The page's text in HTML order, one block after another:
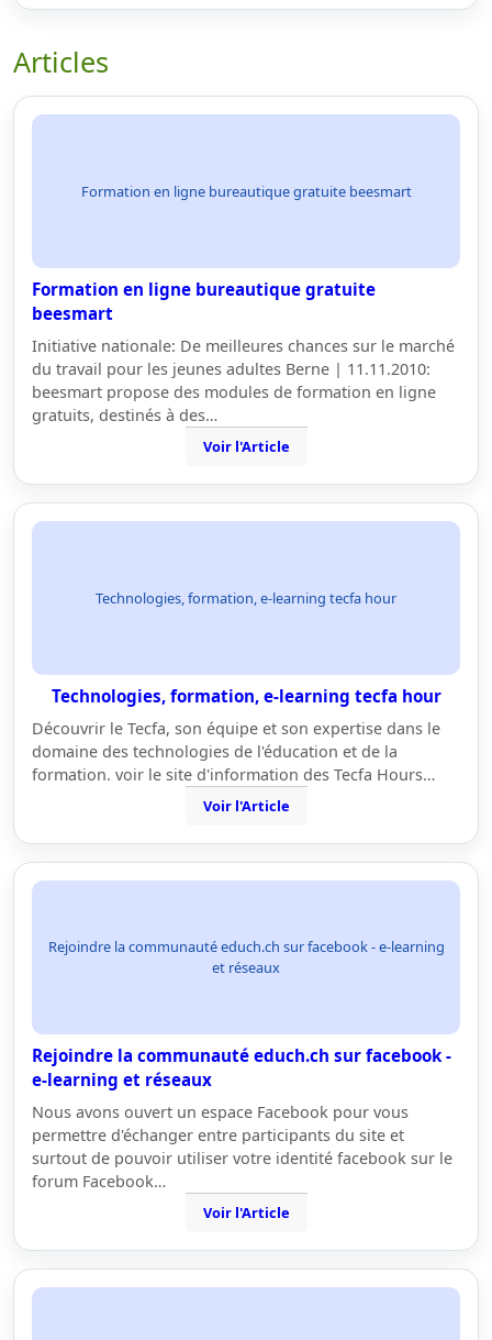
Articles
Formation en ligne bureautique gratuite beesmart
Formation en ligne bureautique gratuite
beesmart
Initiative nationale: De meilleures chances sur le marché
du travail pour les jeunes adultes Berne | 11.11.2010:
beesmart propose des modules de formation en ligne
gratuits, destinés à des…
Voir l'Article
Technologies, formation, e-learning tecfa hour
Technologies, formation, e-learning tecfa hour
Découvrir le Tecfa, son équipe et son expertise dans le
domaine des technologies de l'éducation et de la
formation. voir le site d'information des Tecfa Hours…
Voir l'Article
Rejoindre la communauté educh.ch sur facebook - e-learning
et réseaux
Rejoindre la communauté educh.ch sur facebook -
e-learning et réseaux
Nous avons ouvert un espace Facebook pour vous
permettre d'échanger entre participants du site et
surtout de pouvoir utiliser votre identité facebook sur le
forum Facebook…
Voir l'Article